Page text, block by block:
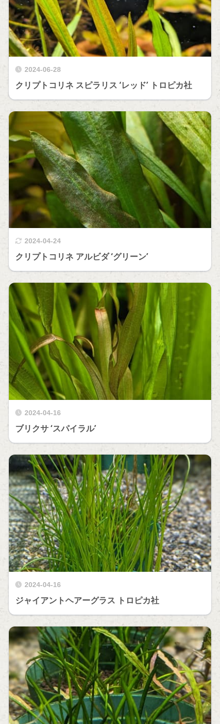
2024-06-28
クリプトコリネ スピラリス ‘レッド’ トロピカ社
2024-04-24
クリプトコリネ アルビダ ‘グリーン’
2024-04-16
ブリクサ ‘スパイラル’
2024-04-16
ジャイアントヘアーグラス トロピカ社